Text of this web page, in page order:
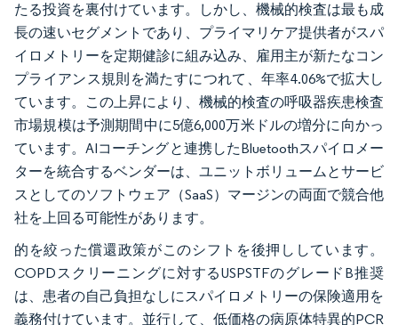
たる投資を裏付けています。しかし、機械的検査は最も成
長の速いセグメントであり、プライマリケア提供者がスパ
イロメトリーを定期健診に組み込み、雇用主が新たなコン
プライアンス規則を満たすにつれて、年率4.06%で拡大し
ています。この上昇により、機械的検査の呼吸器疾患検査
市場規模は予測期間中に5億6,000万米ドルの増分に向かっ
ています。AIコーチングと連携したBluetoothスパイロメー
ターを統合するベンダーは、ユニットボリュームとサービ
スとしてのソフトウェア（SaaS）マージンの両面で競合他
社を上回る可能性があります。
的を絞った償還政策がこのシフトを後押ししています。
COPDスクリーニングに対するUSPSTFのグレードB推奨
は、患者の自己負担なしにスパイロメトリーの保険適用を
義務付けています。並行して、低価格の病原体特異的PCR